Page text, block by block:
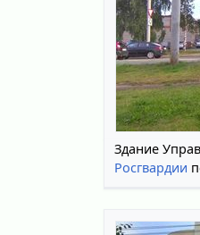
Здание
Росгвардии